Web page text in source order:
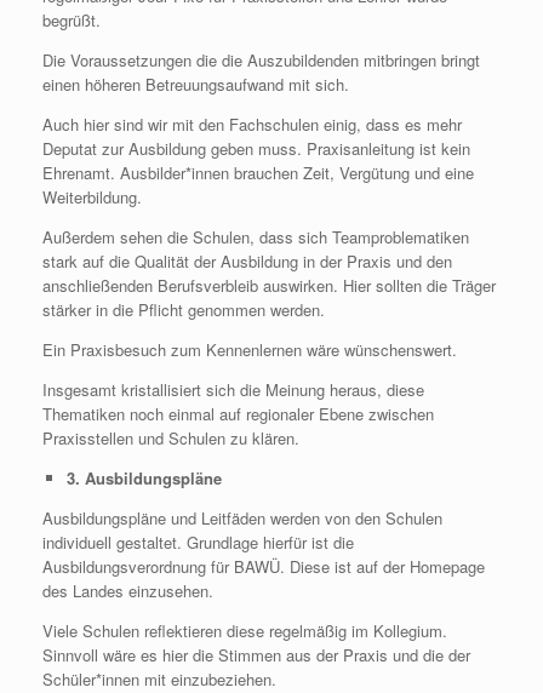
begrüßt.
Die Voraussetzungen die die Auszubildenden mitbringen bringt
einen höheren Betreuungsaufwand mit sich.
Auch hier sind wir mit den Fachschulen einig, dass es mehr
Deputat zur Ausbildung geben muss. Praxisanleitung ist kein
Ehrenamt. Ausbilder*innen brauchen Zeit, Vergütung und eine
Weiterbildung.
Außerdem sehen die Schulen, dass sich Teamproblematiken
stark auf die Qualität der Ausbildung in der Praxis und den
anschließenden Berufsverbleib auswirken. Hier sollten die Träger
stärker in die Pflicht genommen werden.
Ein Praxisbesuch zum Kennenlernen wäre wünschenswert.
Insgesamt kristallisiert sich die Meinung heraus, diese
Thematiken noch einmal auf regionaler Ebene zwischen
Praxisstellen und Schulen zu klären.
3. Ausbildungspläne
Ausbildungspläne und Leitfäden werden von den Schulen
individuell gestaltet. Grundlage hierfür ist die
Ausbildungsverordnung für BAWÜ. Diese ist auf der Homepage
des Landes einzusehen.
Viele Schulen reflektieren diese regelmäßig im Kollegium.
Sinnvoll wäre es hier die Stimmen aus der Praxis und die der
Schüler*innen mit einzubeziehen.